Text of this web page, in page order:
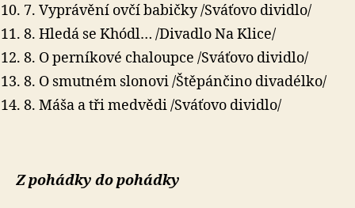
7. Vyprávění ovčí babičky /Sváťovo dividlo/
8. Hledá se Khódl… /Divadlo Na Klice/
8. O perníkové chaloupce /Sváťovo dividlo/
8. O smutném slonovi /Štěpánčino divadélko/
8. Máša a tři medvědi /Sváťovo dividlo/
Z pohádky do pohádky